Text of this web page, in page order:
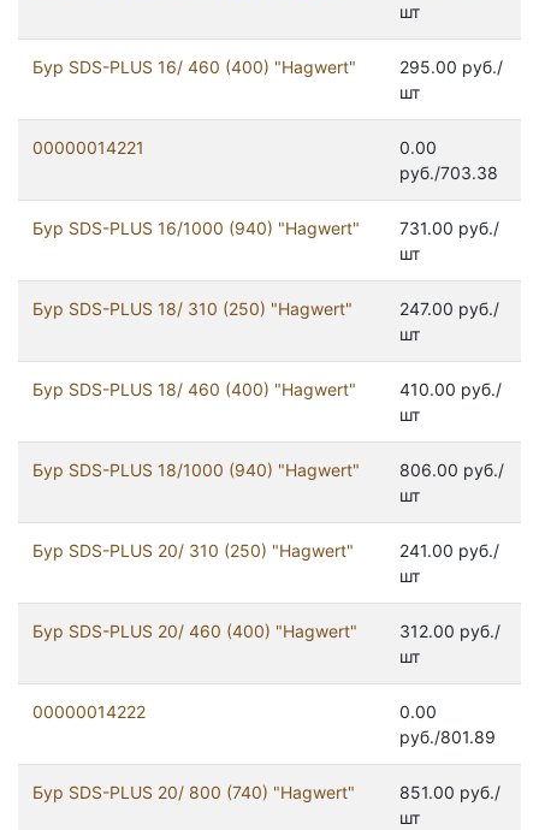
шт
Бур SDS-PLUS 16/ 460 (400) "Hagwert"
295.00 руб./
шт
00000014221
0.00
руб./703.38
Бур SDS-PLUS 16/1000 (940) "Hagwert"
731.00 руб./
шт
Бур SDS-PLUS 18/ 310 (250) "Hagwert"
247.00 руб./
шт
Бур SDS-PLUS 18/ 460 (400) "Hagwert"
410.00 руб./
шт
Бур SDS-PLUS 18/1000 (940) "Hagwert"
806.00 руб./
шт
Бур SDS-PLUS 20/ 310 (250) "Hagwert"
241.00 руб./
шт
Бур SDS-PLUS 20/ 460 (400) "Hagwert"
312.00 руб./
шт
00000014222
0.00
руб./801.89
Бур SDS-PLUS 20/ 800 (740) "Hagwert"
851.00 руб./
шт